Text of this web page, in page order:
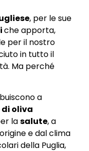
, per le sue
che apporta,
per il nostro
in tutto il
Ma perché
a
oliva
lasalute, a
e dal clima
della Puglia,